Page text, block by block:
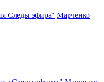
Следы эфира" Марченко